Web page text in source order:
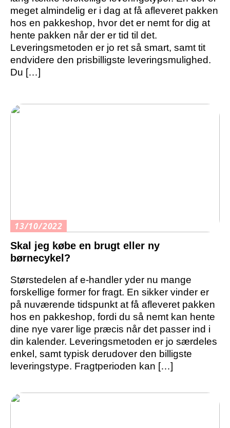
meget almindelig er i dag at få afleveret pakken
hos en pakkeshop, hvor det er nemt for dig at
hente pakken når der er tid til det.
Leveringsmetoden er jo ret så smart, samt tit
endvidere den prisbilligste leveringsmulighed.
Du […]
13/10/2022
Skal jeg købe en brugt eller ny
børnecykel?
Størstedelen af e-handler yder nu mange
forskellige former for fragt. En sikker vinder er
på nuværende tidspunkt at få afleveret pakken
hos en pakkeshop, fordi du så nemt kan hente
dine nye varer lige præcis når det passer ind i
din kalender. Leveringsmetoden er jo særdeles
enkel, samt typisk derudover den billigste
leveringstype. Fragtperioden kan […]